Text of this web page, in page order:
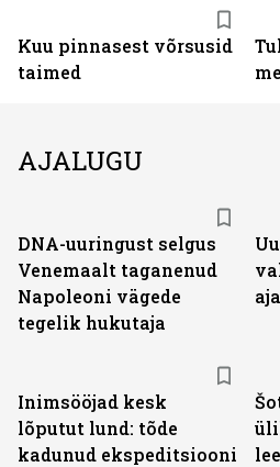
Kuu pinnasest võrsusid
taimed
AJALUGU
DNA-uuringust selgus
Venemaalt taganenud
Napoleoni vägede
tegelik hukutaja
Inimsööjad kesk
lõputut lund: tõde
kadunud ekspeditsiooni